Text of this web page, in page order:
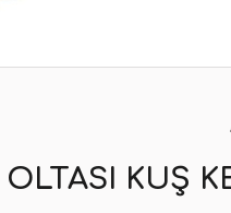
OLTASI KUŞ